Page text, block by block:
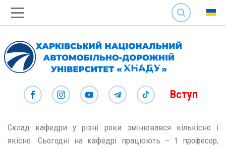
SEARCH
Вступ
Склад кафедри у різні роки змінювався кількісно і
якісно. Сьогодні на кафедрі працюють – 1 професор,